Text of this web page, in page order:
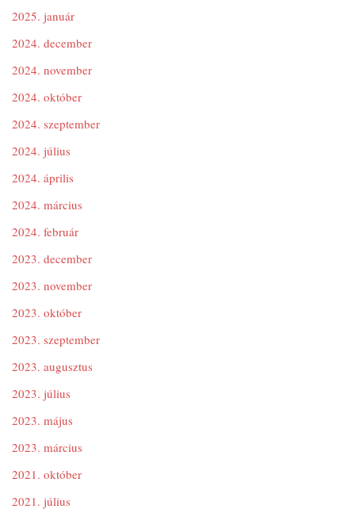
2025. január
2024. december
2024. november
2024. október
2024. szeptember
2024. július
2024. április
2024. március
2024. február
2023. december
2023. november
2023. október
2023. szeptember
2023. augusztus
2023. július
2023. május
2023. március
2021. október
2021. július